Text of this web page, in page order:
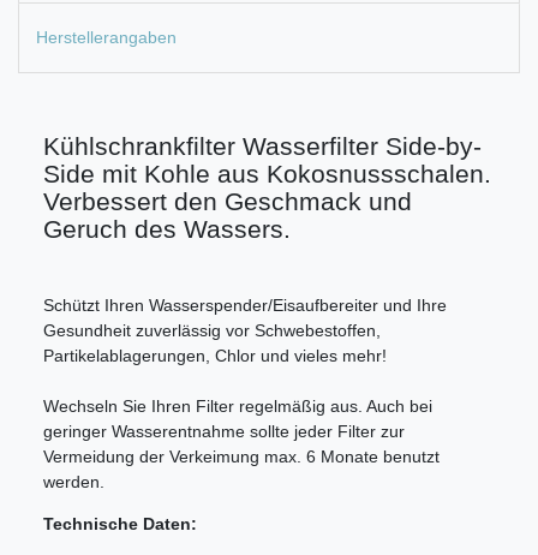
Herstellerangaben
Kühlschrankfilter Wasserfilter Side-by-
Side mit Kohle aus Kokosnussschalen.
Verbessert den Geschmack und
Geruch des Wassers.
Schützt Ihren Wasserspender/Eisaufbereiter und Ihre
Gesundheit zuverlässig vor Schwebestoffen,
Partikelablagerungen, Chlor und vieles mehr!
Wechseln Sie Ihren Filter regelmäßig aus. Auch bei
geringer Wasserentnahme sollte jeder Filter zur
Vermeidung der Verkeimung max. 6 Monate benutzt
werden.
Technische Daten: